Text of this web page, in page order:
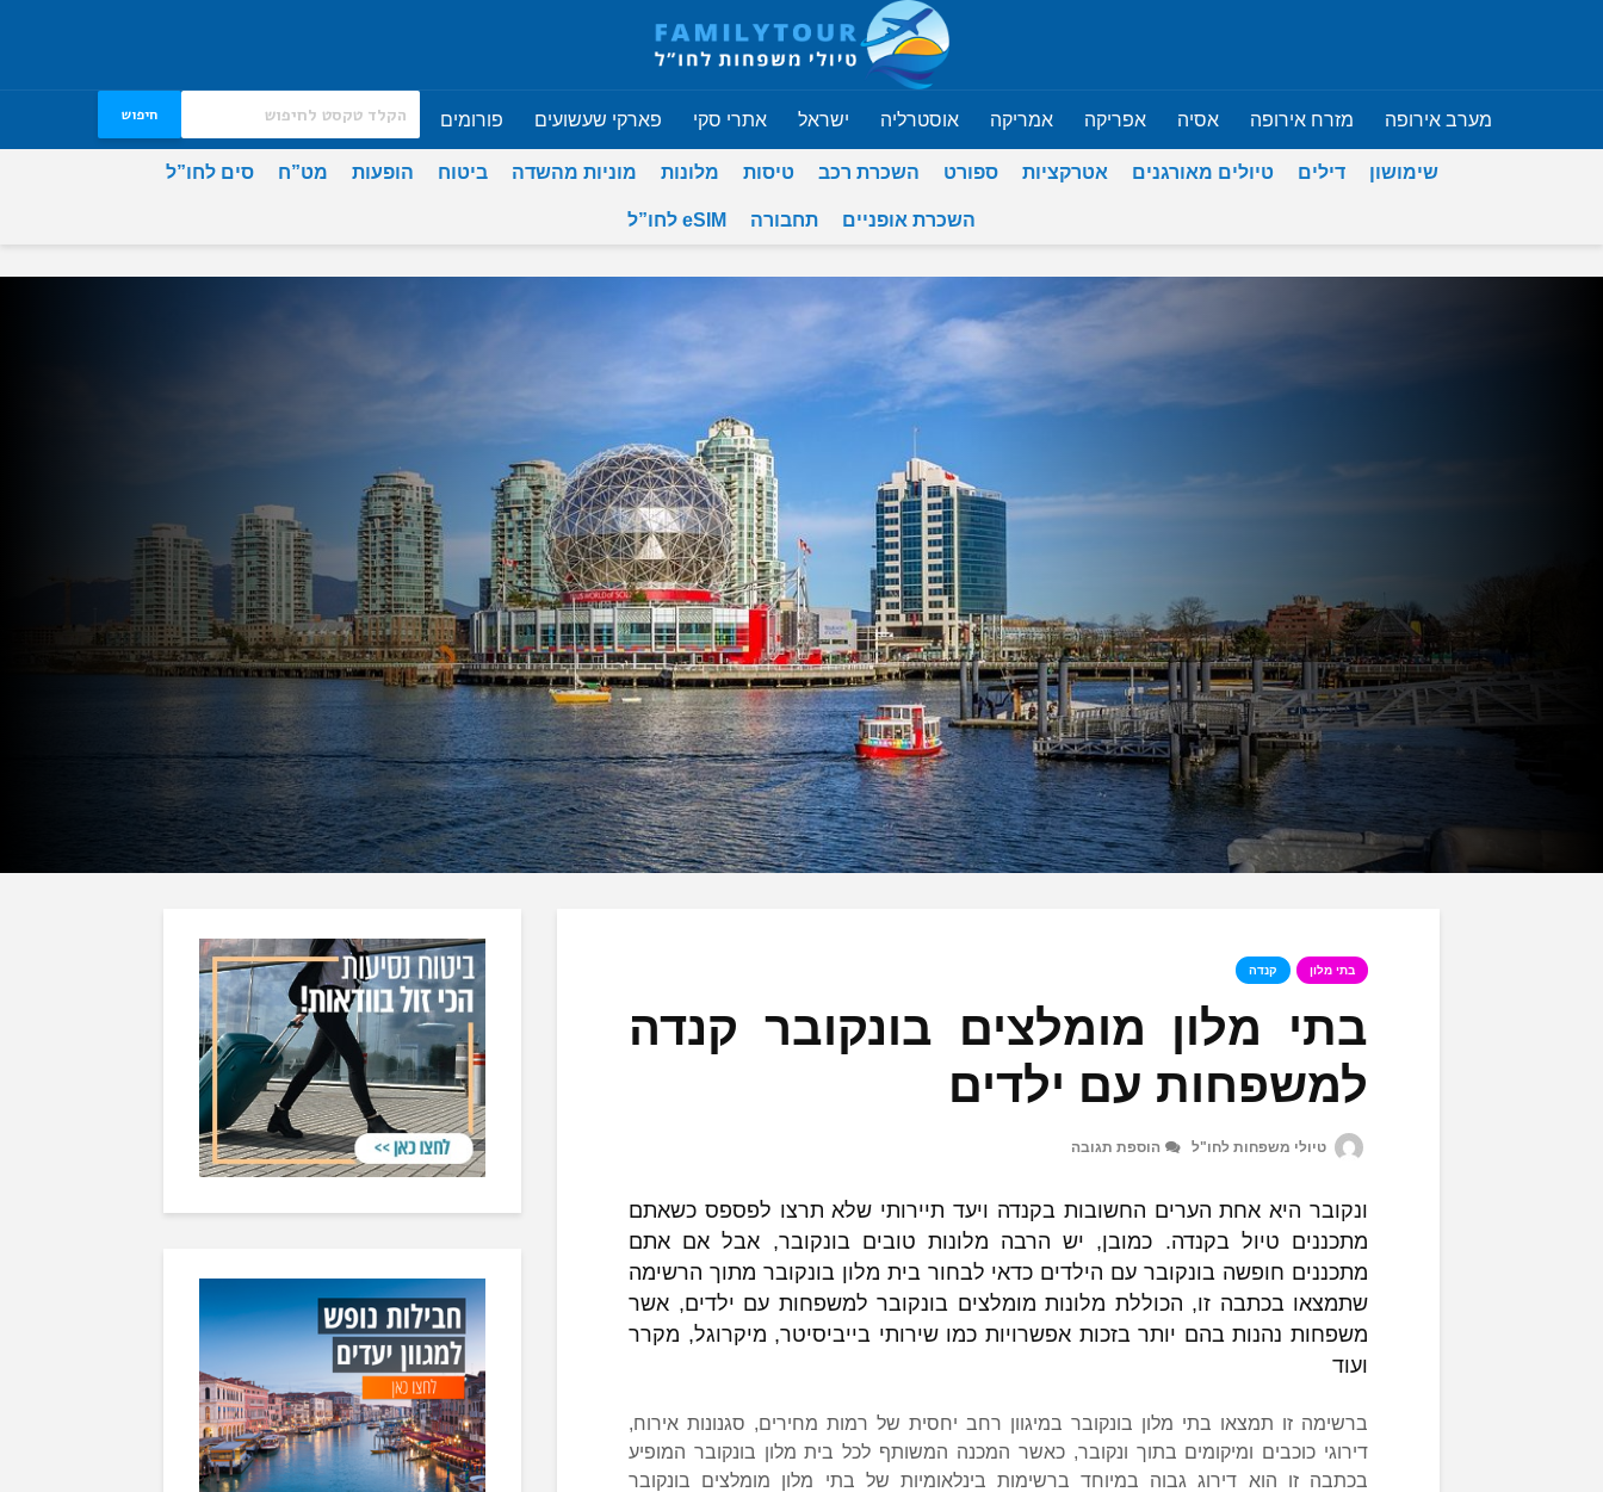
מערב אירופה מזרח אירופה אסיה אפריקה אמריקה אוסטרליה ישראל אתרי סקי פארקי שעשועים פורומים חיפוש
שימושון דילים טיולים מאורגנים אטרקציות ספורט השכרת רכב טיסות מלונות מוניות מהשדה ביטוח הופעות מט”ח סים לחו”ל
השכרת אופניים תחבורה eSIM לחו”ל
בתי מלון קנדה
בתי מלון מומלצים בונקובר קנדה
למשפחות עם ילדים
טיולי משפחות לחו"ל הוספת תגובה
ונקובר היא אחת הערים החשובות בקנדה ויעד תיירותי שלא תרצו לפספס כשאתם
מתכננים טיול בקנדה. כמובן, יש הרבה מלונות טובים בונקובר, אבל אם אתם
מתכננים חופשה בונקובר עם הילדים כדאי לבחור בית מלון בונקובר מתוך הרשימה
שתמצאו בכתבה זו, הכוללת מלונות מומלצים בונקובר למשפחות עם ילדים, אשר
משפחות נהנות בהם יותר בזכות אפשרויות כמו שירותי בייביסיטר, מיקרוגל, מקרר
ועוד
ברשימה זו תמצאו בתי מלון בונקובר במיגוון רחב יחסית של רמות מחירים, סגנונות אירוח,
דירוגי כוכבים ומיקומים בתוך ונקובר, כאשר המכנה המשותף לכל בית מלון בונקובר המופיע
בכתבה זו הוא דירוג גבוה במיוחד ברשימות בינלאומיות של בתי מלון מומלצים בונקובר